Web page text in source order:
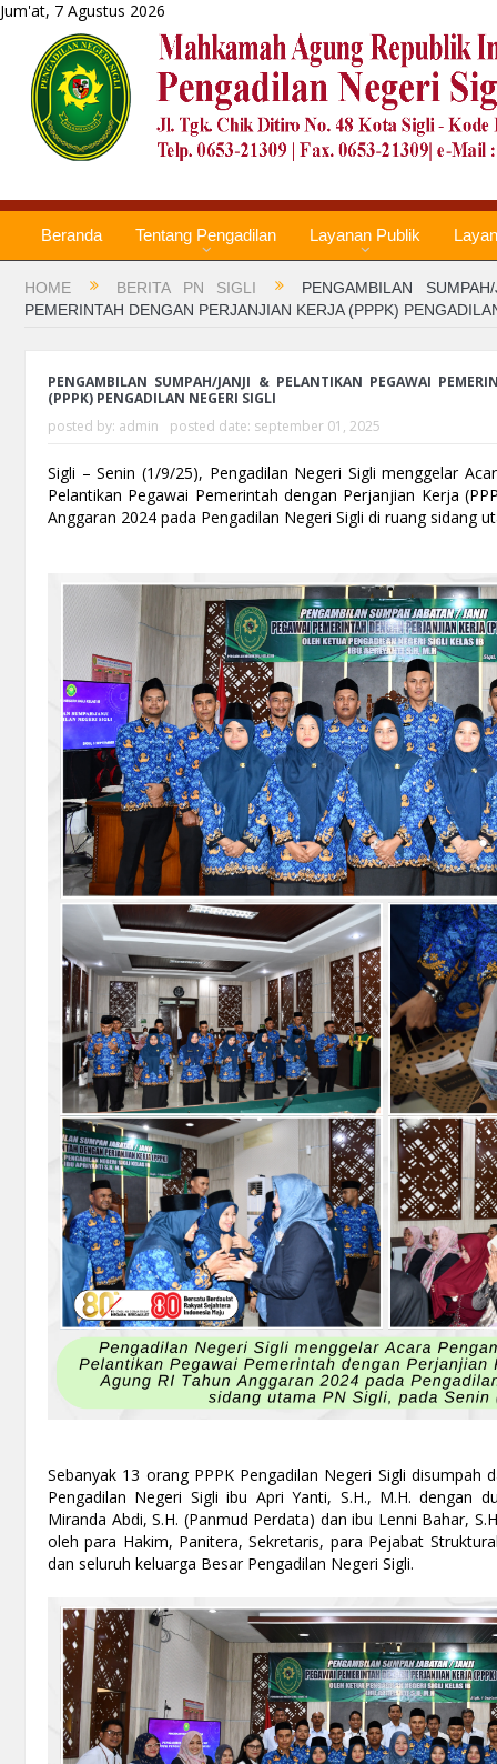
Jum'at, 7 Agustus 2026
Beranda Tentang Pengadilan Layanan Publik
HOME BERITA PN SIGLI
PENGAMBILAN
PEMERINTAH DENGAN PERJANJIAN KERJA (PPPK)
PENGAMBILAN SUMPAH/JANJI & PELANTIKAN PEGAWAI
(PPPK) PENGADILAN NEGERI SIGLI
posted by: admin posted date: september 01, 2025
Sigli – Senin (1/9/25), Pengadilan Negeri Sigli menggelar
Pelantikan Pegawai Pemerintah dengan Perjanjian Kerja
Anggaran 2024 pada Pengadilan Negeri Sigli di ruang sidang
Sebanyak 13 orang PPPK Pengadilan Negeri Sigli disumpah
Pengadilan Negeri Sigli ibu Apri Yanti, S.H., M.H. dengan
Miranda Abdi, S.H. (Panmud Perdata) dan ibu Lenni Bahar,
oleh para Hakim, Panitera, Sekretaris, para Pejabat
dan seluruh keluarga Besar Pengadilan Negeri Sigli.